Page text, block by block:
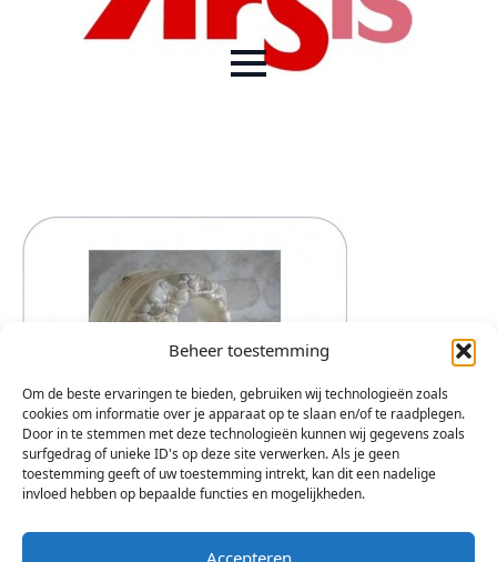
Beheer toestemming
Om de beste ervaringen te bieden, gebruiken wij technologieën zoals
cookies om informatie over je apparaat op te slaan en/of te raadplegen.
Door in te stemmen met deze technologieën kunnen wij gegevens zoals
surfgedrag of unieke ID's op deze site verwerken. Als je geen
toestemming geeft of uw toestemming intrekt, kan dit een nadelige
invloed hebben op bepaalde functies en mogelijkheden.
Accepteren